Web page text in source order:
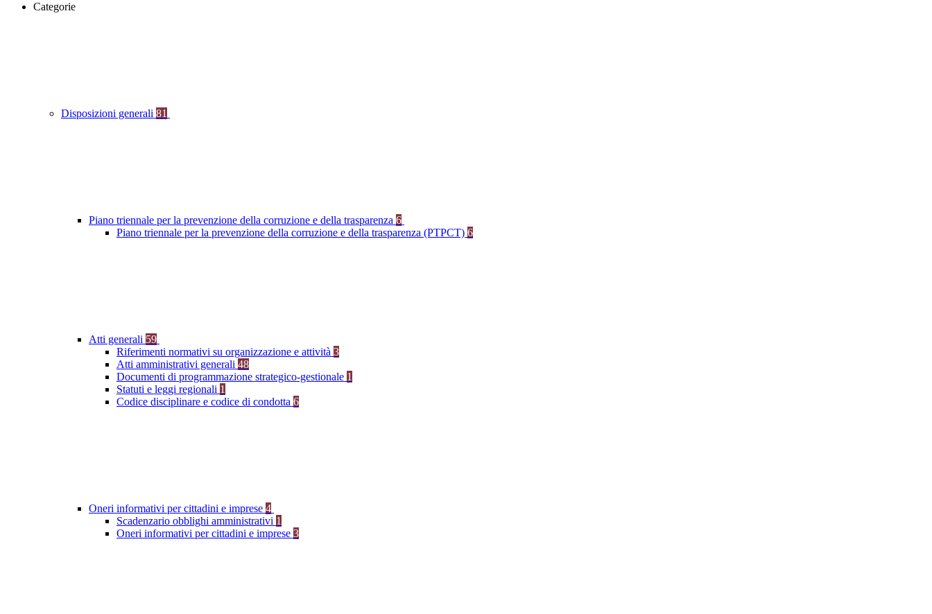
Categorie
Disposizioni generali 81
Piano triennale per la prevenzione della corruzione e della trasparenza 6
Piano triennale per la prevenzione della corruzione e della trasparenza (PTPCT) 6
Atti generali 59
Riferimenti normativi su organizzazione e attività 3
Atti amministrativi generali 48
Documenti di programmazione strategico-gestionale 1
Statuti e leggi regionali 1
Codice disciplinare e codice di condotta 6
Oneri informativi per cittadini e imprese 4
Scadenzario obblighi amministrativi 1
Oneri informativi per cittadini e imprese 3